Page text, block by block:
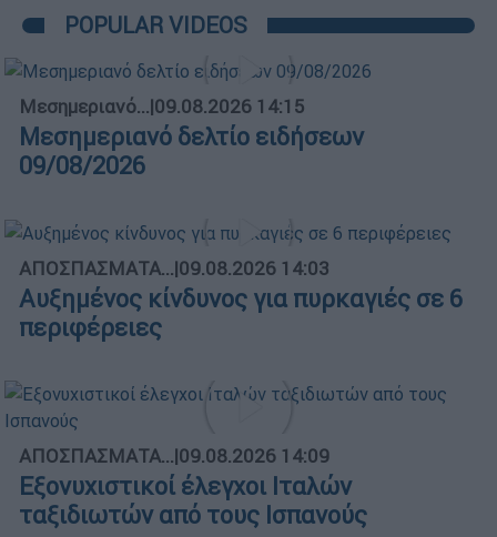
POPULAR VIDEOS
Μεσημεριανό...|09.08.2026 14:15
Μεσημεριανό δελτίο ειδήσεων
09/08/2026
ΑΠΟΣΠΑΣΜΑΤΑ...|09.08.2026 14:03
Αυξημένος κίνδυνος για πυρκαγιές σε 6
περιφέρειες
ΑΠΟΣΠΑΣΜΑΤΑ...|09.08.2026 14:09
Εξονυχιστικοί έλεγχοι Ιταλών
ταξιδιωτών από τους Ισπανούς